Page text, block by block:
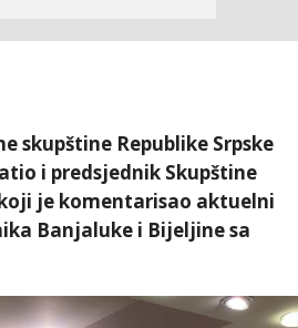
skupštine Republike Srpske
i predsjednik Skupštine
je komentarisao aktuelni
Banjaluke i Bijeljine sa